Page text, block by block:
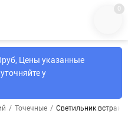
0
Цены указанные
у
/ Точечные / Светильник